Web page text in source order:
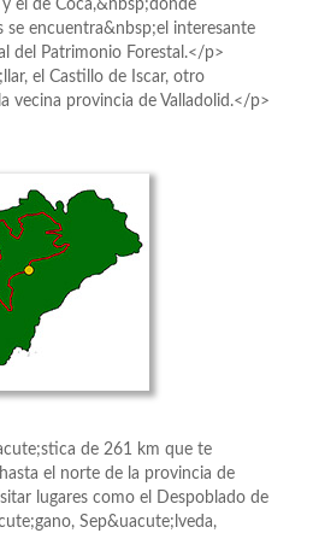
el de Coca,&nbsp;donde
se encuentra&nbsp;el interesante
del Patrimonio Forestal.</p>
el Castillo de Iscar, otro
vecina provincia de Valladolid.</p>
de 261 km que te
el norte de la provincia de
lugares como el Despoblado de
Sep&uacute;lveda,